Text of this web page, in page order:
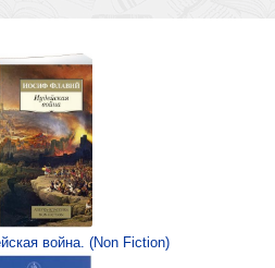
война. (Non Fiction)